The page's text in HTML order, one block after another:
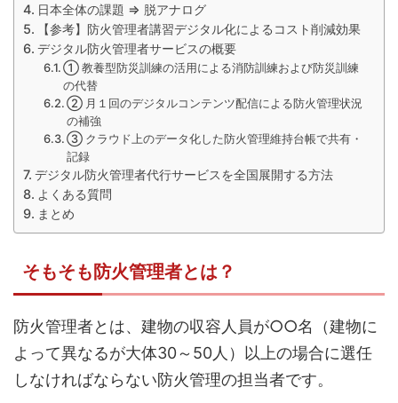
日本全体の課題 ⇒ 脱アナログ
【参考】防火管理者講習デジタル化によるコスト削減効果
デジタル防火管理者サービスの概要
① 教養型防災訓練の活用による消防訓練および防災訓練
の代替
② 月１回のデジタルコンテンツ配信による防火管理状況
の補強
③ クラウド上のデータ化した防火管理維持台帳で共有・
記録
デジタル防火管理者代行サービスを全国展開する方法
よくある質問
まとめ
そもそも防火管理者とは？
防火管理者とは、建物の収容人員が○○名（建物に
よって異なるが大体30～50人）以上の場合に選任
しなければならない防火管理の担当者です。